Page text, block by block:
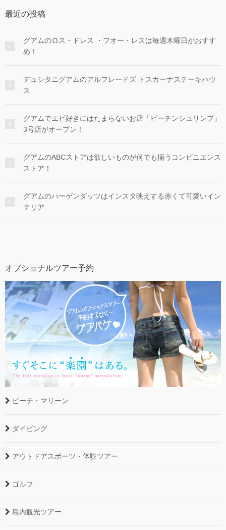
最近の投稿
グアムのロス・ドレス ・フオー・レスは毎週木曜日がおすす
め！
デュシタニグアムのアルフレードズ トスカーナステーキハウ
ス
グアムでエビ好きにはたまらないお店「ビーチンシュリンプ」
3号店がオープン！
グアムのABCストアは欲しいものが何でも揃うコンビニエンス
ストア！
グアムのハーゲンダッツはインスタ映えする赤くて可愛いイン
テリア
オプショナルツアー予約
ビーチ・マリーン
ダイビング
アウトドアスポーツ・体験ツアー
ゴルフ
島内観光ツアー